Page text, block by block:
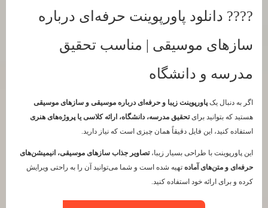
???? دانلود پاورپوینت حرفه‌ای درباره
سازهای موسیقی | مناسب تحقیق
مدرسه و دانشگاه
اگر به دنبال یکپاورپوینت زیبا و حرفه‌ای درباره موسیقی و سازهای موسیقی
هستید که بتوانید برایتحقیق مدرسه، دانشگاه، ارائه کلاسی یا پروژه‌های هنری
استفاده کنید، این فایل دقیقاً همان چیزی است که نیاز دارید.
این پاورپوینت با طراحی بسیار زیبا،تصاویر جذاب سازهای موسیقی، انیمیشن‌های
حرفه‌ای و متن‌های آماده تهیه شده است و شما می‌توانید آن را به راحتی ویرایش
کرده و برای ارائه خود استفاده کنید.